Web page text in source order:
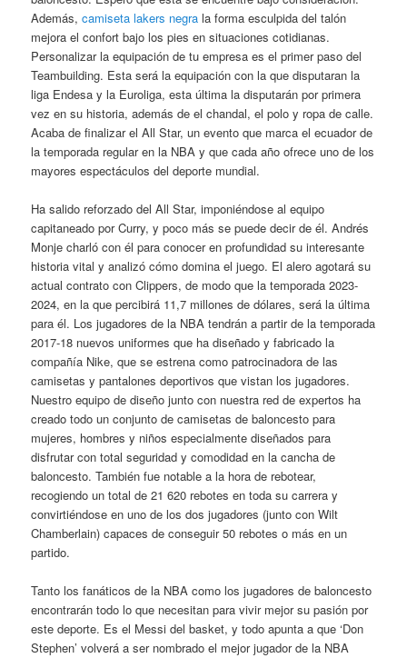
Además,camiseta lakers negra la forma esculpida del talón
mejora el confort bajo los pies en situaciones cotidianas.
Personalizar la equipación de tu empresa es el primer paso del
Teambuilding. Esta será la equipación con la que disputaran la
liga Endesa y la Euroliga, esta última la disputarán por primera
vez en su historia, además de el chandal, el polo y ropa de calle.
Acaba de finalizar el All Star, un evento que marca el ecuador de
la temporada regular en la NBA y que cada año ofrece uno de los
mayores espectáculos del deporte mundial.
Ha salido reforzado del All Star, imponiéndose al equipo
capitaneado por Curry, y poco más se puede decir de él. Andrés
Monje charló con él para conocer en profundidad su interesante
historia vital y analizó cómo domina el juego. El alero agotará su
actual contrato con Clippers, de modo que la temporada 2023-
2024, en la que percibirá 11,7 millones de dólares, será la última
para él. Los jugadores de la NBA tendrán a partir de la temporada
2017-18 nuevos uniformes que ha diseñado y fabricado la
compañía Nike, que se estrena como patrocinadora de las
camisetas y pantalones deportivos que vistan los jugadores.
Nuestro equipo de diseño junto con nuestra red de expertos ha
creado todo un conjunto de camisetas de baloncesto para
mujeres, hombres y niños especialmente diseñados para
disfrutar con total seguridad y comodidad en la cancha de
baloncesto. También fue notable a la hora de rebotear,
recogiendo un total de 21 620 rebotes en toda su carrera y
convirtiéndose en uno de los dos jugadores (junto con Wilt
Chamberlain) capaces de conseguir 50 rebotes o más en un
partido.
Tanto los fanáticos de la NBA como los jugadores de baloncesto
encontrarán todo lo que necesitan para vivir mejor su pasión por
este deporte. Es el Messi del basket, y todo apunta a que ‘Don
Stephen’ volverá a ser nombrado el mejor jugador de la NBA